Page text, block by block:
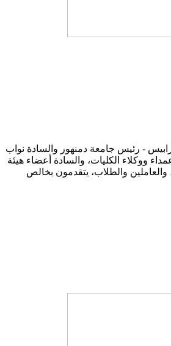
الأستاذ الدكتور / إلهامي ترابيس - رئيس جامعة دمنهور والسادة نواب
رئيس الجامعة، والسادة عمداء ووكلاء الكليات، والسادة أعضاء هيئة
التدريس والهيئة المعاونة، والعاملين والطلاب، يتقدمون بخالص